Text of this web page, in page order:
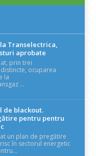
Transelectrica,
aprobate
prin trei
ocuparea
la
...
de blackout.
pentru pentru
un plan de pregătire
în sectorul energetic